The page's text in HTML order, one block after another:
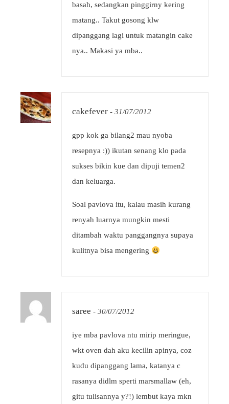
basah, sedangkan pinggirny kering
matang.. Takut gosong klw
dipanggang lagi untuk matangin cake
nya.. Makasi ya mba..
cakefever - 31/07/2012
gpp kok ga bilang2 mau nyoba
resepnya :)) ikutan senang klo pada
sukses bikin kue dan dipuji temen2
dan keluarga.
Soal pavlova itu, kalau masih kurang
renyah luarnya mungkin mesti
ditambah waktu panggangnya supaya
kulitnya bisa mengering
saree - 30/07/2012
iye mba pavlova ntu mirip meringue,
wkt oven dah aku kecilin apinya, coz
kudu dipanggang lama, katanya c
rasanya didlm sperti marsmallaw (eh,
gitu tulisannya y?!) lembut kaya mkn